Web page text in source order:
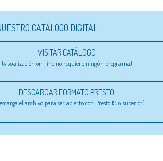
CATÁLOGO DIGITAL
VISITAR CATÁLOGO
(visualización on-line no requiere ningún programa)
DESCARGAR FORMATO PRESTO
el archivo para ser abierto con Presto 19 o superior)